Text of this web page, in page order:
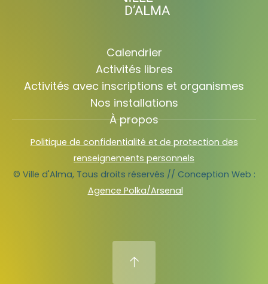
Calendrier
Activités libres
Activités avec inscriptions et organismes
Nos installations
À propos
Politique de confidentialité et de protection des
renseignements personnels
© Ville d'Alma, Tous droits réservés // Conception Web :
Agence Polka/Arsenal